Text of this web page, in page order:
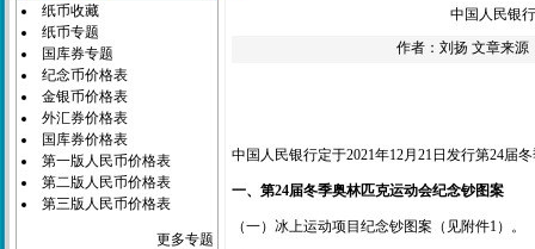
纸币收藏
纸币专题
国库券专题
纪念币价格表
金银币价格表
外汇券价格表
国库券价格表
第一版人民币价格表
第二版人民币价格表
第三版人民币价格表
更多专题
中国人民银
作者： 刘扬 文章来源
中国人民银行定于2021年12月21日发行第24届
一、第24届冬季奥林匹克运动会纪念钞图案
（一）冰上运动项目纪念钞图案（见附件1）。